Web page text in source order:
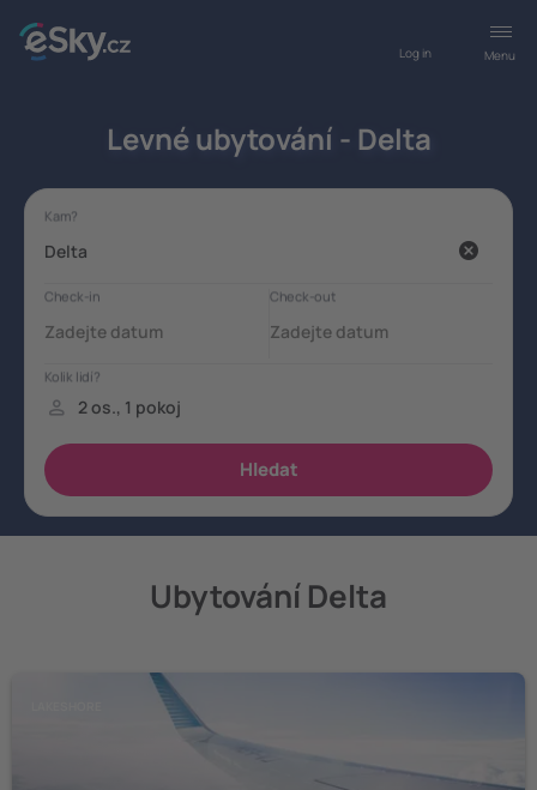
Menu
Log in
Levné ubytování - Delta
Ubytování Delta